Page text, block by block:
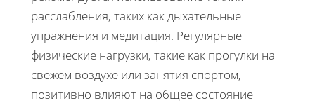
расслабления, таких как дыхательные
упражнения и медитация. Регулярные
физические нагрузки, такие как прогулки на
свежем воздухе или занятия спортом,
позитивно влияют на общее состояние